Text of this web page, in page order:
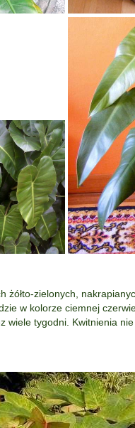
żółto-zielonych,
w kolorze ciemnej
wiele tygodni. Kwitnienia